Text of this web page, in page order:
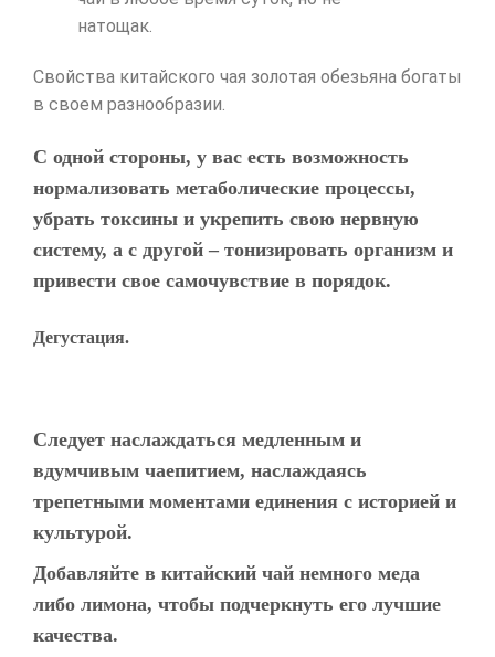
натощак.
Свойства китайского чая золотая обезьяна богаты
в своем разнообразии.
С одной стороны, у вас есть возможность
нормализовать метаболические процессы,
убрать токсины и укрепить свою нервную
систему, а с другой – тонизировать организм и
привести свое самочувствие в порядок.
Дегустация.
Следует наслаждаться медленным и
вдумчивым чаепитием, наслаждаясь
трепетными моментами единения с историей и
культурой.
Добавляйте в китайский чай немного меда
либо лимона, чтобы подчеркнуть его лучшие
качества.